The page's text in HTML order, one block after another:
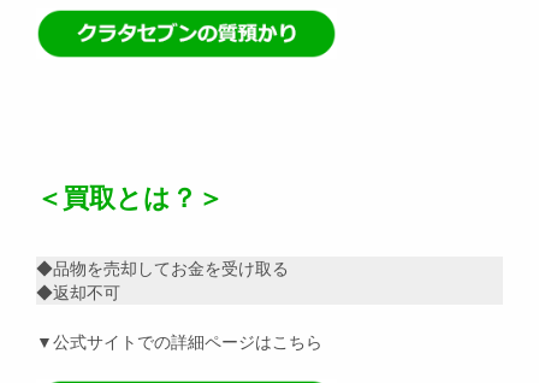
＜買取とは？＞
◆品物を売却してお金を受け取る
◆返却不可
▼公式サイトでの詳細ページはこちら